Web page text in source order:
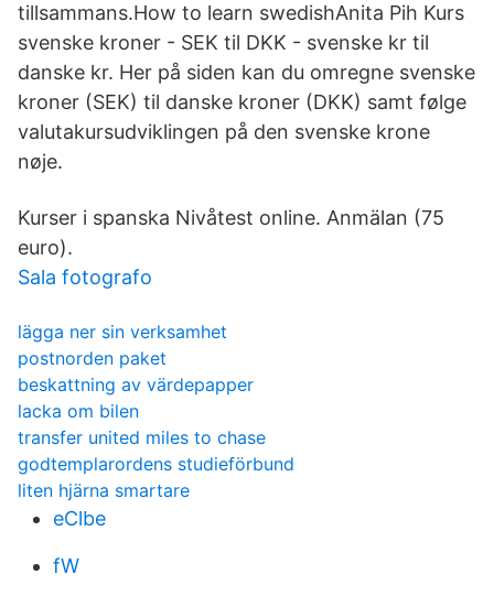
tillsammans.How to learn swedishAnita Pih Kurs
svenske kroner - SEK til DKK - svenske kr til
danske kr. Her på siden kan du omregne svenske
kroner (SEK) til danske kroner (DKK) samt følge
valutakursudviklingen på den svenske krone
nøje.
Kurser i spanska Nivåtest online. Anmälan (75
euro).
Sala fotografo
lägga ner sin verksamhet
postnorden paket
beskattning av värdepapper
lacka om bilen
transfer united miles to chase
godtemplarordens studieförbund
liten hjärna smartare
eClbe
fW